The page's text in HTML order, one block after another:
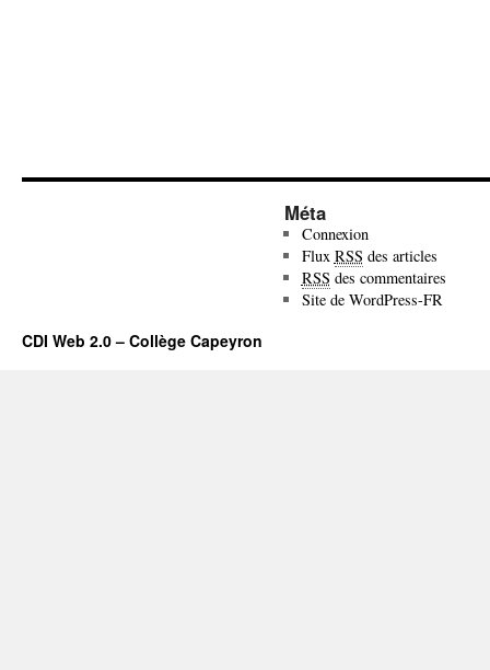
Méta
Connexion
Flux RSS des articles
RSS des commentaires
Site de WordPress-FR
CDI Web 2.0 – Collège Capeyron